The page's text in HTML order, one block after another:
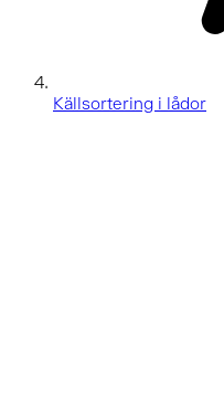
Källsortering i lådor